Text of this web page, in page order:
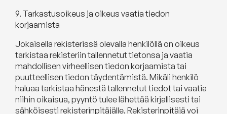
9. Tarkastusoikeus ja oikeus vaatia tiedon
korjaamista
Jokaisella rekisterissä olevalla henkilöllä on oikeus
tarkistaa rekisteriin tallennetut tietonsa ja vaatia
mahdollisen virheellisen tiedon korjaamista tai
puutteellisen tiedon täydentämistä. Mikäli henkilö
haluaa tarkistaa hänestä tallennetut tiedot tai vaatia
niihin oikaisua, pyyntö tulee lähettää kirjallisesti tai
sähköisesti rekisterinpitäjälle. Rekisterinpitäjä voi